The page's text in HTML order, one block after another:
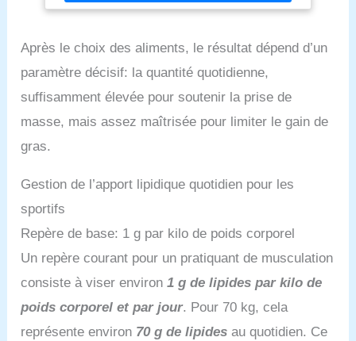
Après le choix des aliments, le résultat dépend d’un
paramètre décisif: la quantité quotidienne,
suffisamment élevée pour soutenir la prise de
masse, mais assez maîtrisée pour limiter le gain de
gras.
Gestion de l’apport lipidique quotidien pour les
sportifs
Repère de base: 1 g par kilo de poids corporel
Un repère courant pour un pratiquant de musculation
consiste à viser environ1 g de lipides par kilo de
poids corporel et par jour. Pour 70 kg, cela
représente environ 70 g de lipides au quotidien. Ce